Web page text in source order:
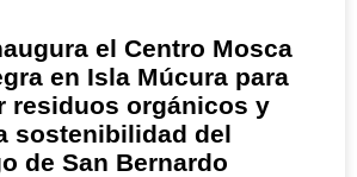
el Centro Mosca
en Isla Múcura para
residuos orgánicos y
sostenibilidad del
de San Bernardo